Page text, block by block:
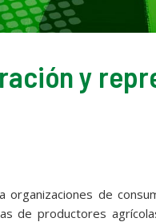
y
organizaciones de
de productores